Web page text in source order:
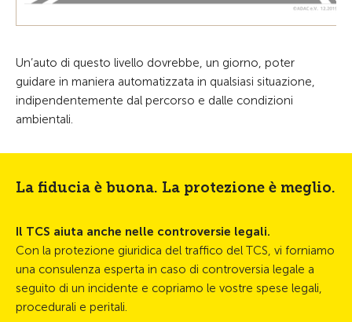
Un’auto di questo livello dovrebbe, un giorno, poter
guidare in maniera automatizzata in qualsiasi situazione,
indipendentemente dal percorso e dalle condizioni
ambientali.
La fiducia è buona. La protezione è meglio.
Il TCS aiuta anche nelle controversie legali.
Con la protezione giuridica del traffico del TCS, vi forniamo
una consulenza esperta in caso di controversia legale a
seguito di un incidente e copriamo le vostre spese legali,
procedurali e peritali.